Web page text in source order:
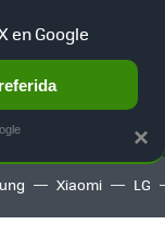
TERRITORIO
Xiaomi LG
×
en Google